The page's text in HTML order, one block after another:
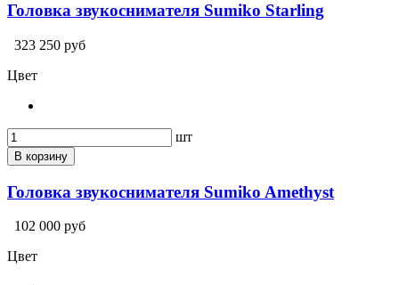
Головка звукоснимателя Sumiko Starling
323 250 руб
Цвет
шт
В корзину
Головка звукоснимателя Sumiko Amethyst
102 000 руб
Цвет